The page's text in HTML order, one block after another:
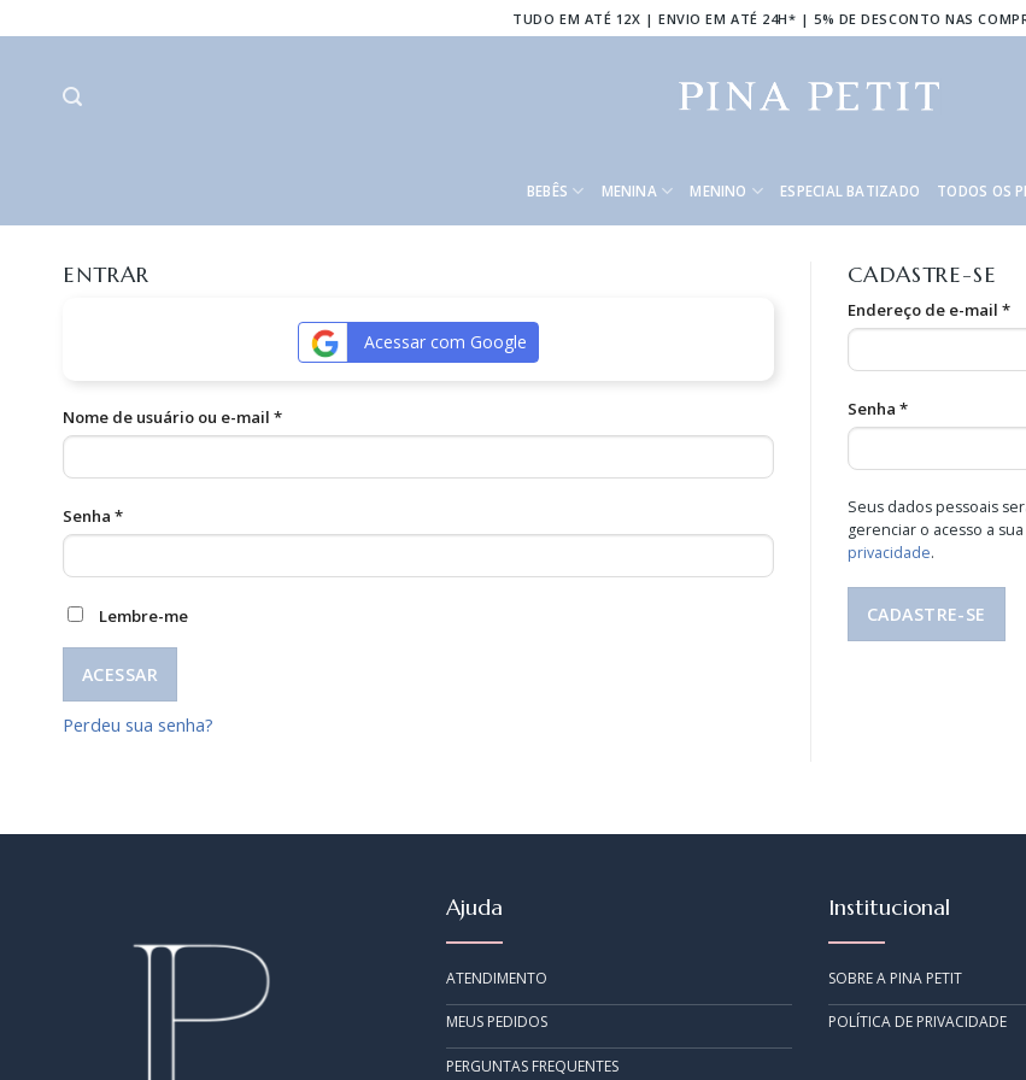
to
TUDO EM ATÉ 12X | ENVIO EM ATÉ 24H* | 5% DE DESCONTO NAS
BEBÊS MENINA MENINO ESPECIAL BATIZADO TODOS OS
ENTRAR
Acessar com Google
Nome de usuário ou e-mail *
Senha *
Lembre-me
ACESSAR
Perdeu sua senha?
CADASTRE-SE
Endereço de e-mail *
Senha *
Seus dados pessoais
gerenciar o acesso a
privacidade.
CADASTRE-SE
Ajuda
ATENDIMENTO
MEUS PEDIDOS
PERGUNTAS FREQUENTES
Institucional
SOBRE A PINA PETIT
POLÍTICA DE PRIVACIDADE